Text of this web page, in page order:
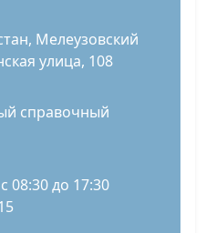
Мелеузовский
улица, 108
справочный
08:30 до 17:30